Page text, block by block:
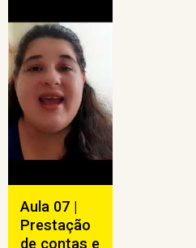
Aula 07 |
Prestação
de contas e